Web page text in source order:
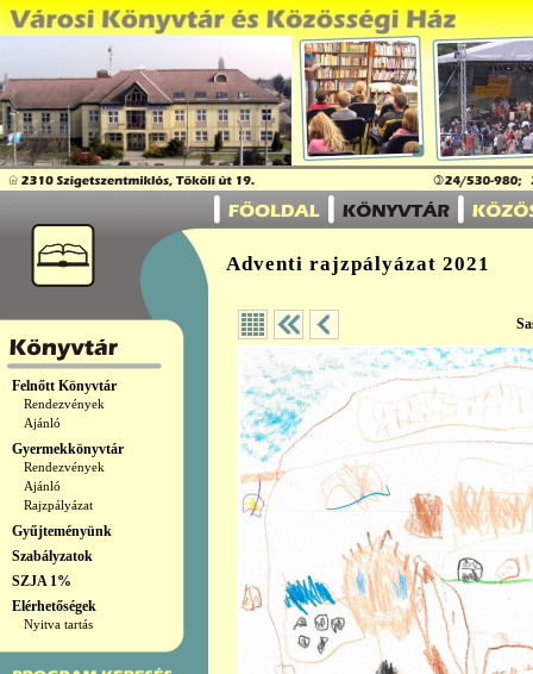
Felnőtt Könyvtár
Rendezvények
Ajánló
Gyermekkönyvtár
Rendezvények
Ajánló
Rajzpályázat
Gyűjteményünk
Szabályzatok
SZJA 1%
Elérhetőségek
Nyitva tartás
Adventi rajzpályázat 2021